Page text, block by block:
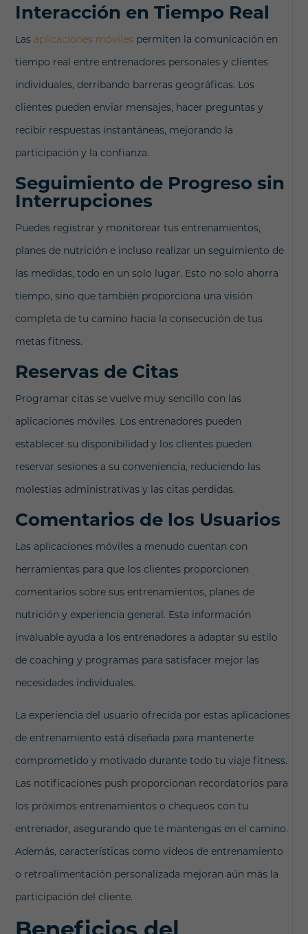
Interacción en Tiempo Real
Las aplicaciones móviles permiten la comunicación en
tiempo real entre entrenadores personales y clientes
individuales, derribando barreras geográficas. Los
clientes pueden enviar mensajes, hacer preguntas y
recibir respuestas instantáneas, mejorando la
participación y la confianza.
Seguimiento de Progreso sin
Interrupciones
Puedes registrar y monitorear tus entrenamientos,
planes de nutrición e incluso realizar un seguimiento de
las medidas, todo en un solo lugar. Esto no solo ahorra
tiempo, sino que también proporciona una visión
completa de tu camino hacia la consecución de tus
metas fitness.
Reservas de Citas
Programar citas se vuelve muy sencillo con las
aplicaciones móviles. Los entrenadores pueden
establecer su disponibilidad y los clientes pueden
reservar sesiones a su conveniencia, reduciendo las
molestias administrativas y las citas perdidas.
Comentarios de los Usuarios
Las aplicaciones móviles a menudo cuentan con
herramientas para que los clientes proporcionen
comentarios sobre sus entrenamientos, planes de
nutrición y experiencia general. Esta información
invaluable ayuda a los entrenadores a adaptar su estilo
de coaching y programas para satisfacer mejor las
necesidades individuales.
La experiencia del usuario ofrecida por estas aplicaciones
de entrenamiento está diseñada para mantenerte
comprometido y motivado durante todo tu viaje fitness.
Las notificaciones push proporcionan recordatorios para
los próximos entrenamientos o chequeos con tu
entrenador, asegurando que te mantengas en el camino.
Además, características como videos de entrenamiento
o retroalimentación personalizada mejoran aún más la
participación del cliente.